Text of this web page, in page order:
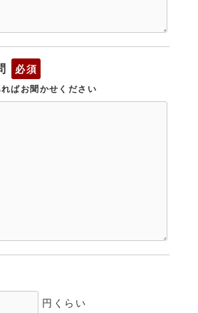
必須
ばお聞かせください
円くらい